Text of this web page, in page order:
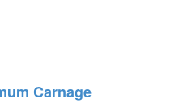
Carnage